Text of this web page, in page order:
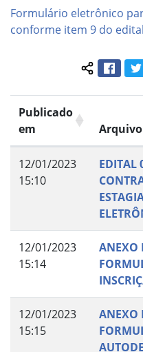
Formulário eletrônico
conforme item 9 do
Publicado
em
Arquivo
12/01/2023
15:10
EDITAL
12/01/2023
15:14
ANEXO
12/01/2023
15:15
ANEXO